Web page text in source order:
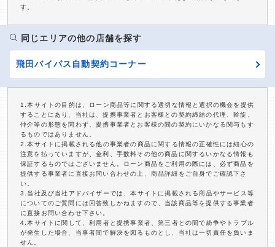
す。
同じエリアの他の店舗を探す
飛田バイパス自動契約コーナー
1.本サイトの目的は、ローン商品等に関する適切な情報と選択の機会を提供
することにあり、当社は、提携事業者とお客様との契約締結の代理、斡旋、
仲介等の形態を問わず、提携事業者とお客様の間の契約にいかなる関与もす
るものではありません。
2.本サイトに掲載される他の事業者の商品に関する情報の正確性には細心の
注意を払っていますが、金利、手数料その他の商品に関するいかなる情報も
保証するものではございません。ローン商品をご利用の際には、必ず商品を
提供する事業者に直接お問い合わせの上、商品詳細をご自身でご確認下さ
い。
3.当社及び当社アドバイザーでは、本サイトに掲載される商品やサービス等
についてのご質問には回答致しかねますので、当該商品等を提供する事業者
に直接お問い合わせ下さい。
4.本サイトに関して、利用者と提携事業者、第三者との間で紛争やトラブル
が発生した場合、当事者間で解決を図るものとし、当社は一切責任を負いま
せん。